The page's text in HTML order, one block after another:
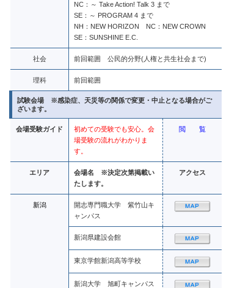
NC：～ Take Action! Talk 3 まで
SE：～ PROGRAM 4 まで
NH：NEW HORIZON NC：NEW CROWN
SE：SUNSHINE E.C.
社会 前回範囲 公民的分野(人権と共生社会まで)
理科 前回範囲
試験会場 ※感染症、天災等の関係で変更・中止となる場合がご
ざいます。
会場受験ガイド
初めての受験でも安心。会
場受験の流れがわかりま
す。
閲 覧
エリア
会場名 ※決定次第掲載い
たします。
アクセス
新潟
開志専門職大学 紫竹山キ
ャンパス
新潟県建設会館
東京学館新潟高等学校
新潟大学 旭町キャンパス